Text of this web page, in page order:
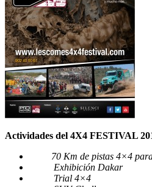
Actividades del 4X4 FESTIVAL
70 Km de pistas 4×4
Exhibición Dakar
Trial 4×4